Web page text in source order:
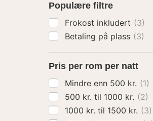
Populære filtre
Frokost inkludert (3)
Betaling på plass (3)
Pris per rom per natt
Mindre enn 500 kr. (1)
500 kr. til 1000 kr. (2)
1000 kr. til 1500 kr. (3)